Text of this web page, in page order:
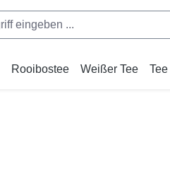
Rooibostee Weißer Tee